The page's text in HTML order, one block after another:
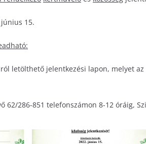
15.
letölthető jelentkezési lapon, melyet
62/286-851 telefonszámon 8-12 óráig,